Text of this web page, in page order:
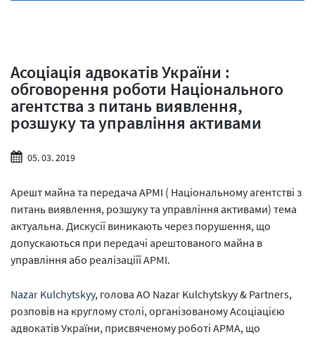
Асоціація адвокатів України :
обговорення роботи Національного
агентства з питань виявлення,
розшуку та управління активами
05. 03. 2019
Арешт майна та передача АРМІ ( Національному агентстві з
питань виявлення, розшуку та управління активами) тема
актуальна. Дискусії виникають через порушення, що
допускаються при передачі арештованого майна в
управління або реалізаціїї АРМІ.
Nazar Kulchytskyy, голова АО Nazar Kulchytskyy & Partners,
розповів на круглому столі, організованому Асоціацією
адвокатів України, присвяченому роботі АРМА, що